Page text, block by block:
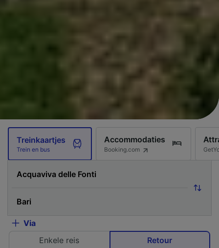
Treinkaartjes
Trein en bus
Accommodaties
Booking.com
Via
Enkele reis
Retour